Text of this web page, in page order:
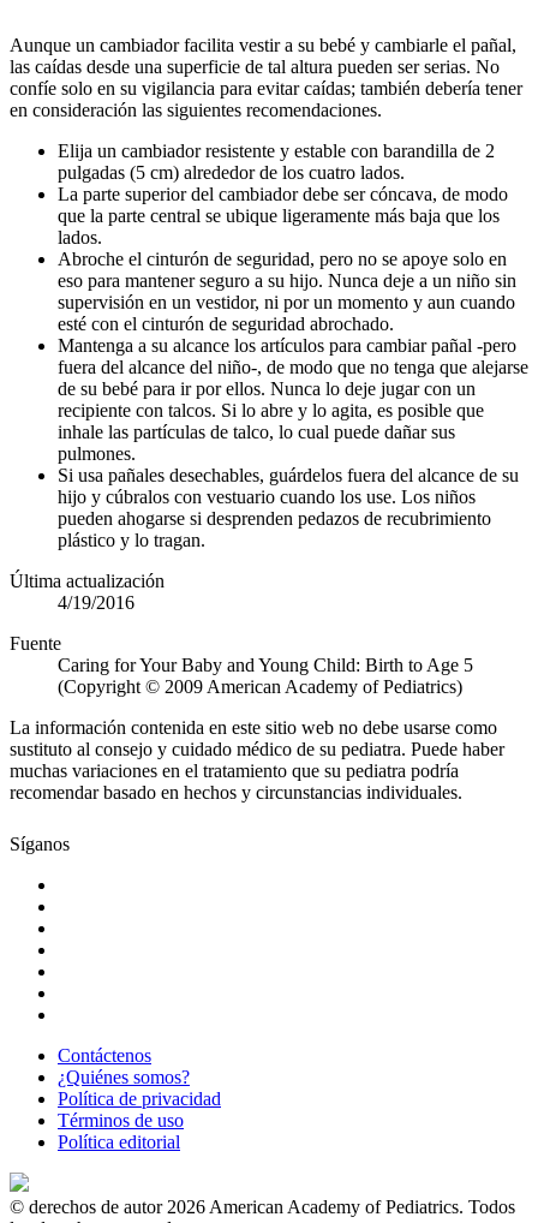
Aunque un cambiador facilita vestir a su bebé y cambiarle el pañal,
las caídas desde una superficie de tal altura pueden ser serias. No
confíe solo en su vigilancia para evitar caídas; también debería tener
en consideración las siguientes recomendaciones.
Elija un cambiador resistente y estable con barandilla de 2
pulgadas (5 cm) alrededor de los cuatro lados.
La parte superior del cambiador debe ser cóncava, de modo
que la parte central se ubique ligeramente más baja que los
lados.
Abroche el cinturón de seguridad, pero no se apoye solo en
eso para mantener seguro a su hijo. Nunca deje a un niño sin
supervisión en un vestidor, ni por un momento y aun cuando
esté con el cinturón de seguridad abrochado.
Mantenga a su alcance los artículos para cambiar pañal -pero
fuera del alcance del niño-, de modo que no tenga que alejarse
de su bebé para ir por ellos. Nunca lo deje jugar con un
recipiente con talcos. Si lo abre y lo agita, es posible que
inhale las partículas de talco, lo cual puede dañar sus
pulmones.
Si usa pañales desechables, guárdelos fuera del alcance de su
hijo y cúbralos con vestuario cuando los use. Los niños
pueden ahogarse si desprenden pedazos de recubrimiento
plástico y lo tragan.
Última actualización
4/19/2016
Fuente
Caring for Your Baby and Young Child: Birth to Age 5
(Copyright © 2009 American Academy of Pediatrics)
La información contenida en este sitio web no debe usarse como
sustituto al consejo y cuidado médico de su pediatra. Puede haber
muchas variaciones en el tratamiento que su pediatra podría
recomendar basado en hechos y circunstancias individuales.
Síganos
Contáctenos
¿Quiénes somos?
Política de privacidad
Términos de uso
Política editorial
© derechos de autor 2026 American Academy of Pediatrics. Todos